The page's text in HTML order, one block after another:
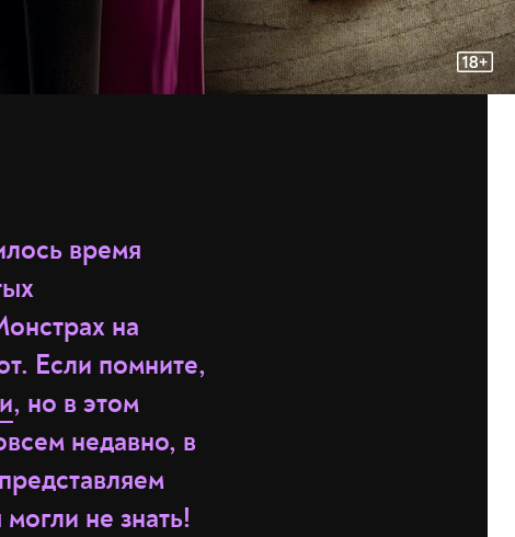
время
на
Если помните,
, но в этом
недавно, в
не знать!